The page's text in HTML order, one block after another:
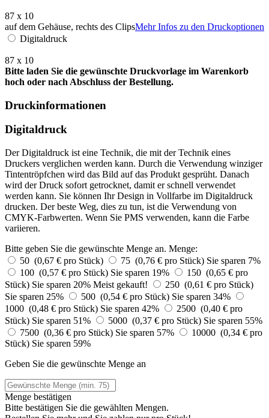
87 x 10
auf dem Gehäuse, rechts des ClipsMehr Infos zu den Druckoptionen
Digitaldruck
87 x 10
Bitte laden Sie die gewünschte Druckvorlage im Warenkorb
hoch oder nach Abschluss der Bestellung.
Druckinformationen
Digitaldruck
Der Digitaldruck ist eine Technik, die mit der Technik eines
Druckers verglichen werden kann. Durch die Verwendung winziger
Tintentröpfchen wird das Bild auf das Produkt gesprüht. Danach
wird der Druck sofort getrocknet, damit er schnell verwendet
werden kann. Sie können Ihr Design in Vollfarbe im Digitaldruck
drucken. Der beste Weg, dies zu tun, ist die Verwendung von
CMYK-Farbwerten. Wenn Sie PMS verwenden, kann die Farbe
variieren.
Bitte geben Sie die gewünschte Menge an. Menge:
50 (0,67 € pro Stück)
75 (0,76 € pro Stück) Sie sparen 7%
100 (0,57 € pro Stück) Sie sparen 19%
150 (0,65 € pro
Stück) Sie sparen 20% Meist gekauft!
250 (0,61 € pro Stück)
Sie sparen 25%
500 (0,54 € pro Stück) Sie sparen 34%
1000 (0,48 € pro Stück) Sie sparen 42%
2500 (0,40 € pro
Stück) Sie sparen 51% 5000 (0,37 € pro Stück) Sie sparen 55%
7500 (0,36 € pro Stück) Sie sparen 57%
10000 (0,34 € pro
Stück) Sie sparen 59%
Geben Sie die gewünschte Menge an
Menge bestätigen
Bitte bestätigen Sie die gewählten Mengen.